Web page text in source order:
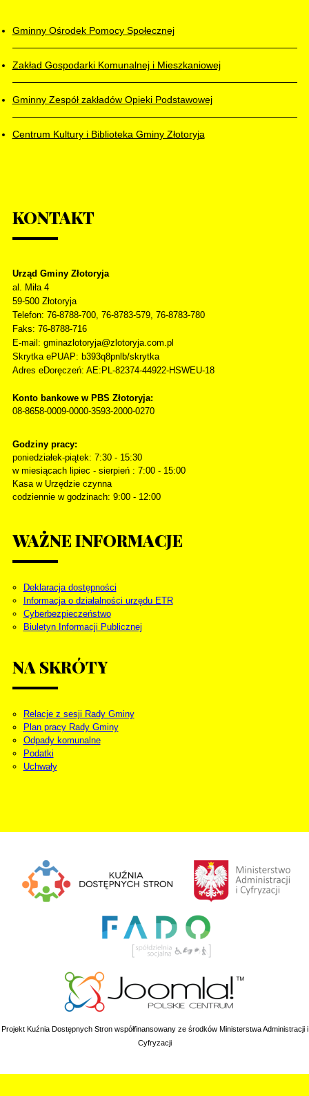
Gminny Ośrodek Pomocy Społecznej
Zakład Gospodarki Komunalnej i Mieszkaniowej
Gminny Zespół zakładów Opieki Podstawowej
Centrum Kultury i Biblioteka Gminy Złotoryja
KONTAKT
Urząd Gminy Złotoryja
al. Miła 4
59-500 Złotoryja
Telefon: 76-8788-700, 76-8783-579, 76-8783-780
Faks: 76-8788-716
E-mail: gminazlotoryja@zlotoryja.com.pl
Skrytka ePUAP: b393q8pnlb/skrytka
Adres eDoręczeń: AE:PL-82374-44922-HSWEU-18
Konto bankowe w PBS Złotoryja:
08-8658-0009-0000-3593-2000-0270
Godziny pracy:
poniedziałek-piątek: 7:30 - 15:30
w miesiącach lipiec - sierpień : 7:00 - 15:00
Kasa w Urzędzie czynna
codziennie w godzinach: 9:00 - 12:00
WAŻNEINFORMACJE
Deklaracja dostępności
Informacja o działalności urzędu ETR
Cyberbezpieczeństwo
Biuletyn Informacji Publicznej
NA SKRÓTY
Relacje z sesji Rady Gminy
Plan pracy Rady Gminy
Odpady komunalne
Podatki
Uchwały
Projekt Kuźnia Dostępnych Stron współfinansowany ze środków Ministerstwa Administracji i
Cyfryzacji